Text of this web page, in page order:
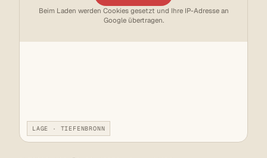
Beim Laden werden Cookies gesetzt und Ihre IP-Adresse an
Google übertragen.
LAGE · TIEFENBRONN